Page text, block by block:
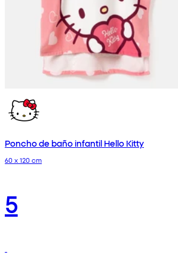
Poncho de baño infantil Hello Kitty
60 x 120 cm
5